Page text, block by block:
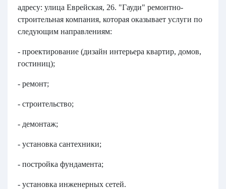
адресу: улица Еврейская, 26. "Гауди" ремонтно-
строительная компания, которая оказывает услуги по
следующим направлениям:
- проектирование (дизайн интерьера квартир, домов,
гостиниц);
- ремонт;
- строительство;
- демонтаж;
- установка сантехники;
- постройка фундамента;
- установка инженерных сетей.